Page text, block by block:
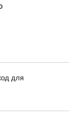
для